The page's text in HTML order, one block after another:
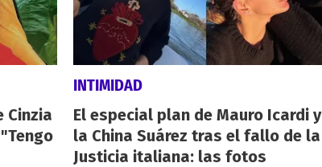
Cinzia
INTIMIDAD
El especial plan de Mauro Icardi y
la China Suárez tras el fallo de la
Justicia italiana: las fotos